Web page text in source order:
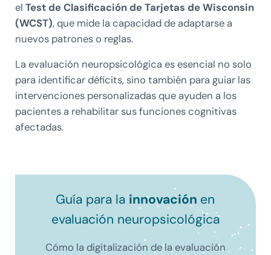
el Test de Clasificación de Tarjetas de Wisconsin
(WCST), que mide la capacidad de adaptarse a
nuevos patrones o reglas.
La evaluación neuropsicológica es esencial no solo
para identificar déficits, sino también para guiar las
intervenciones personalizadas que ayuden a los
pacientes a rehabilitar sus funciones cognitivas
afectadas.
Guía para la innovación en
evaluación neuropsicológica
Cómo la digitalización de la evaluación